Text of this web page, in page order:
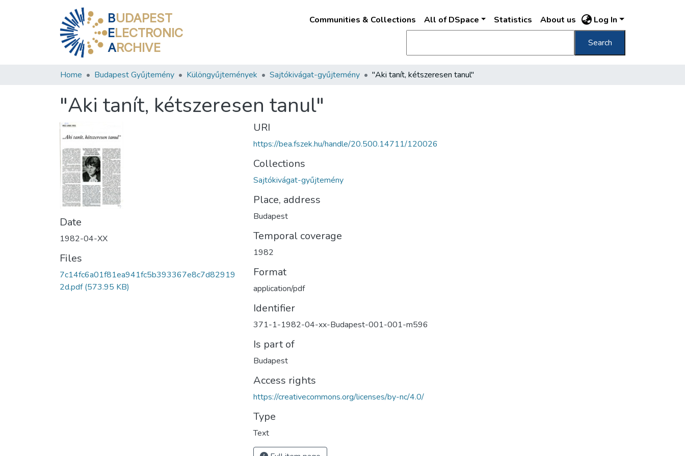
BUDAPEST
ELECTRONIC
ARCHIVE
Communities & Collections All of DSpace Statistics About us Log In
Search
Home Budapest Gyűjtemény Különgyűjtemények Sajtókivágat-gyűjtemény "Aki tanít, kétszeresen tanul"
"Aki tanít, kétszeresen tanul"
Date
1982-04-XX
Files
7c14fc6a01f81ea941fc5b393367e8c7d82919
2d.pdf(573.95 KB)
URI
https://bea.fszek.hu/handle/20.500.14711/120026
Collections
Sajtókivágat-gyűjtemény
Place, address
Budapest
Temporal coverage
1982
Format
application/pdf
Identifier
371-1-1982-04-xx-Budapest-001-001-m596
Is part of
Budapest
Access rights
https://creativecommons.org/licenses/by-nc/4.0/
Type
Text